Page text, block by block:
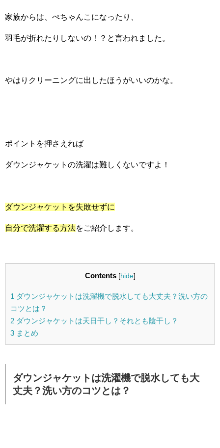
家族からは、ぺちゃんこになったり、
羽毛が折れたりしないの！？と言われました。
やはりクリーニングに出したほうがいいのかな。
ポイントを押さえれば
ダウンジャケットの洗濯は難しくないですよ！
ダウンジャケットを失敗せずに
自分で洗濯する方法をご紹介します。
Contents [hide]
1 ダウンジャケットは洗濯機で脱水しても大丈夫？洗い方の
コツとは？
2 ダウンジャケットは天日干し？それとも陰干し？
3 まとめ
ダウンジャケットは洗濯機で脱水しても大
丈夫？洗い方のコツとは？